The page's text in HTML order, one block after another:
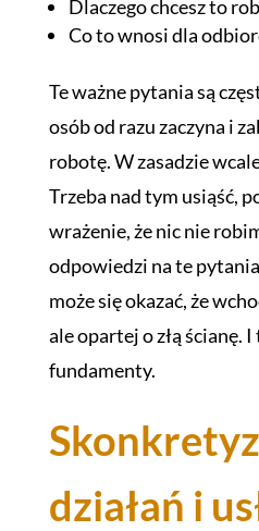
Dlaczego chcesz to
Co to wnosi dla
Te ważne pytania są
osób od razu zaczyna i
robotę. W zasadzie
Trzeba nad tym usiąść,
wrażenie, że nic nie
odpowiedzi na te
może się okazać, że
ale opartej o złą ścianę.
fundamenty.
działań i